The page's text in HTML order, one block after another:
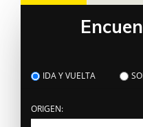
IDA Y VUELTA
ORIGEN: